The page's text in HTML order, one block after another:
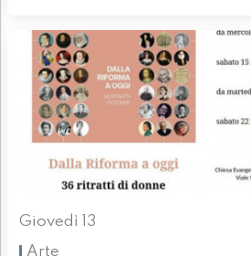
Giovedì 13
Arte